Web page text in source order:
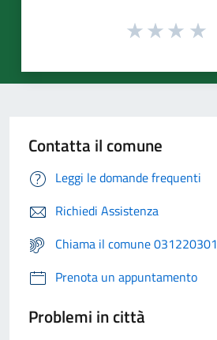
Contatta il comune
Leggi le domande frequenti
Richiedi Assistenza
Chiama il comune 031220301
Prenota un appuntamento
Problemi in città